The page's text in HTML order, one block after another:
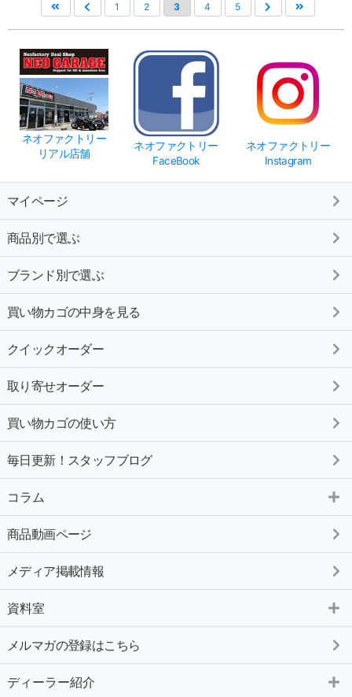
1 2 3 4 5
ネオファクトリー
リアル店舗
ネオファクトリー
FaceBook
ネオファクトリー
Instagram
マイページ
商品別で選ぶ
ブランド別で選ぶ
買い物カゴの中身を見る
クイックオーダー
取り寄せオーダー
買い物カゴの使い方
毎日更新！スタッフブログ
コラム
商品動画ページ
メディア掲載情報
資料室
メルマガの登録はこちら
ディーラー紹介